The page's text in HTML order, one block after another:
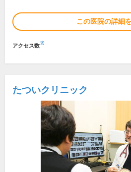
この医院の詳細
アクセス数※
たついクリニック